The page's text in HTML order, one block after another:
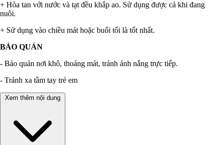
+ Hòa tan với nước và tạt đều khắp ao. Sử dụng được cả khi đang
nuôi.
+ Sử dụng vào chiều mát hoặc buổi tối là tốt nhất.
BẢO QUẢN
- Bảo quản nơi khô, thoáng mát, tránh ánh nắng trực tiếp.
- Tránh xa tầm tay trẻ em
Xem thêm nội dung